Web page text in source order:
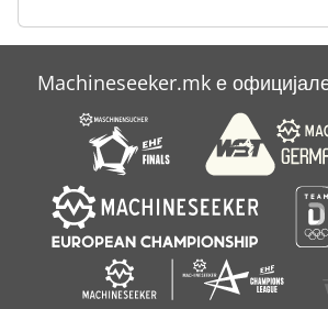
Metba Mb 1
Mubea Bfl 350
Weeke Bhc 350
Machineseeker.mk е